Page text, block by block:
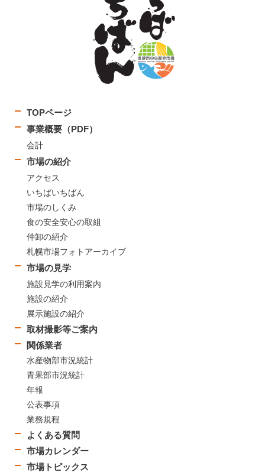
TOPページ
事業概要（PDF）
会計
市場の紹介
アクセス
いちばいちばん
市場のしくみ
食の安全安心の取組
仲卸の紹介
札幌市場フォトアーカイブ
市場の見学
施設見学の利用案内
施設の紹介
展示施設の紹介
取材撮影等ご案内
関係業者
水産物部市況統計
青果部市況統計
年報
公表事項
業務規程
よくある質問
市場カレンダー
市場トピックス